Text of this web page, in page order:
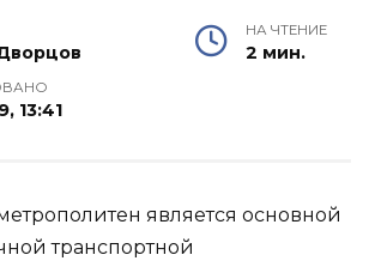
НА ЧТЕНИЕ
2 мин.
13:41
является основной
транспортной